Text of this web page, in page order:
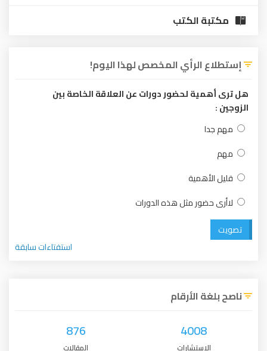
مكتبة الكتب
إستطلاع الرأي المخصص لهذا اليوم!
هل ترى أهمية لحضور دورات عن العلاقة الخاصة بين
الزوجين :
مهم جدا
مهم
قليل الأهمية
لاأرى حضور مثل هذه الدورات
تصويت
استفتاءات سابقة
ناصح بلغة الأرقام
4008
الإستشارات
876
المقالات